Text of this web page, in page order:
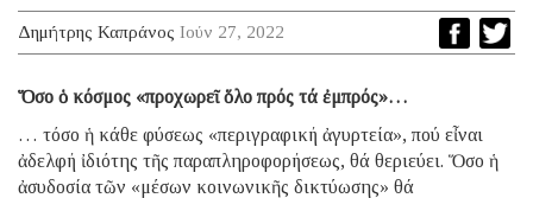
Δημήτρης Καπράνος Ιούν 27, 2022
Ὅσο ὁ κόσμος «προχωρεῖ ὅλο πρός τά ἐμπρός»…
… τόσο ἡ κάθε φύσεως «περιγραφική ἀγυρτεία», πού εἶναι
ἀδελφή ἰδιότης τῆς παραπληροφορήσεως, θά θεριεύει. Ὅσο ἡ
ἀσυδοσία τῶν «μέσων κοινωνικῆς δικτύωσης» θά